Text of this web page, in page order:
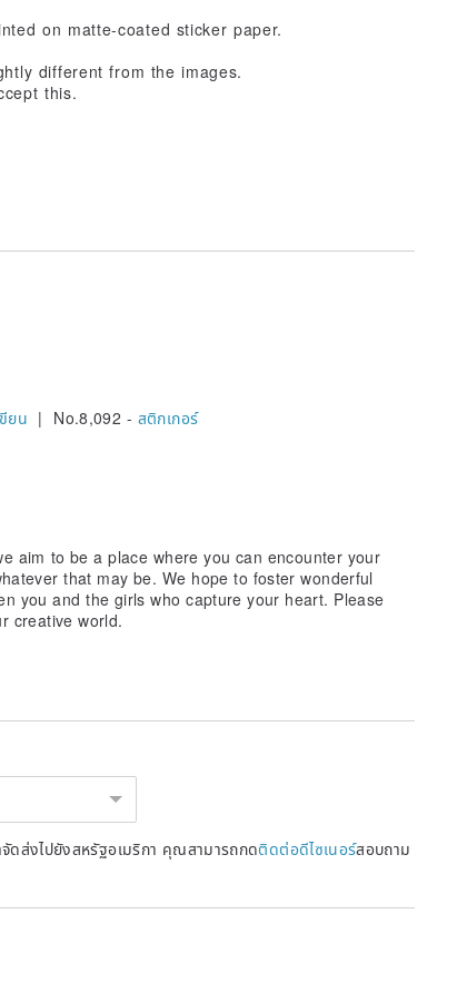
on matte-coated sticker paper.
different from the images.
this.
ยน | No.8,092 - สติกเกอร์
aim to be a place where you can encounter your
that may be. We hope to foster wonderful
you and the girls who capture your heart. Please
creative world.
จัดส่งไปยังสหรัฐอเมริกา คุณสามารถกดติดต่อดีไซเนอร์สอบถาม